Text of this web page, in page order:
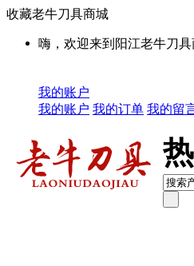
收藏老牛刀具商城
嗨，欢迎来到阳江老牛刀
我的账户
我的账户 我的订单 我的留